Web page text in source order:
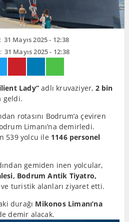
31 Mayıs 2025 - 12:38
31 Mayıs 2025 - 12:38
Lady” adlı kruvaziyer, 2 bin
geldi.
rotasını Bodrum’a çeviren
Limanı’na demirledi.
539 yolcu ile 1146 personel
gemiden inen yolcular,
Bodrum Antik Tiyatro,
turistik alanları ziyaret etti.
durağı Mikonos Limanı’na
demir alacak.